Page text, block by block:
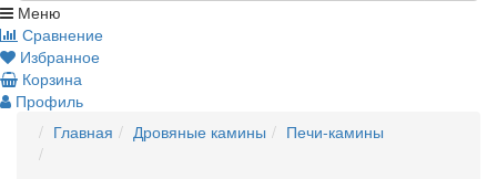
Меню
Сравнение
Избранное
Корзина
Профиль
Главная
Дровяные камины Печи-камины